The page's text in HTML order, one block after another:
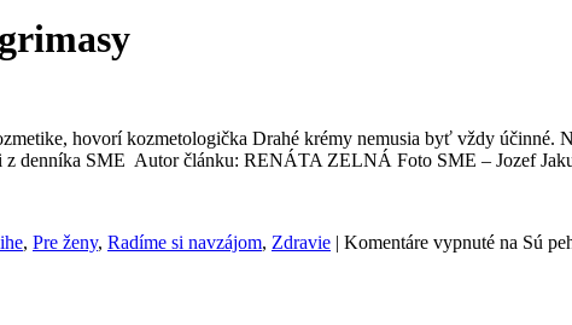
hovorí kozmetologička Drahé krémy nemusia byť vždy účinné.
SME Autor článku: RENÁTA ZELNÁ Foto SME – Jozef
, Pre ženy, Radíme si navzájom, Zdravie | Komentáre vypnuté na Sú